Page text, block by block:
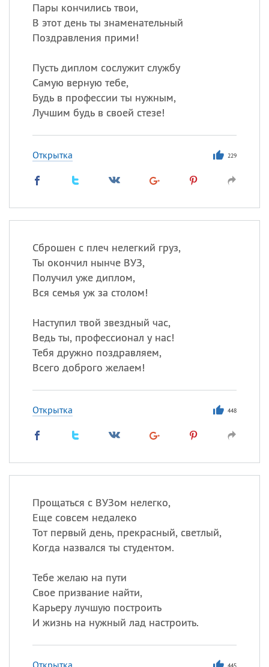
Пары кончились твои,
В этот день ты знаменательный
Поздравления прими!
Пусть диплом сослужит службу
Самую верную тебе,
Будь в профессии ты нужным,
Лучшим будь в своей стезе!
Открытка 229
Сброшен с плеч нелегкий груз,
Ты окончил нынче ВУЗ,
Получил уже диплом,
Вся семья уж за столом!
Наступил твой звездный час,
Ведь ты, профессионал у нас!
Тебя дружно поздравляем,
Всего доброго желаем!
Открытка 448
Прощаться с ВУЗом нелегко,
Еще совсем недалеко
Тот первый день, прекрасный, светлый,
Когда назвался ты студентом.
Тебе желаю на пути
Свое призвание найти,
Карьеру лучшую построить
И жизнь на нужный лад настроить.
Открытка